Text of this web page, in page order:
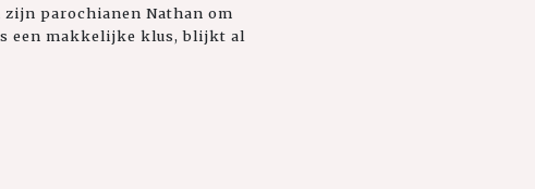
parochianen Nathan om
een makkelijke klus, blijkt al